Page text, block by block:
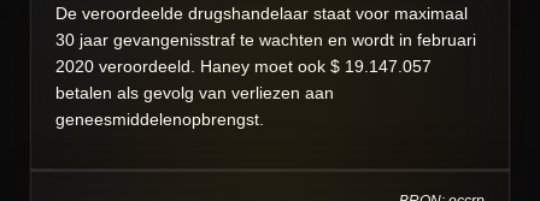
De veroordeelde drugshandelaar staat voor maximaal
30 jaar gevangenisstraf te wachten en wordt in februari
2020 veroordeeld. Haney moet ook $ 19.147.057
betalen als gevolg van verliezen aan
geneesmiddelenopbrengst.